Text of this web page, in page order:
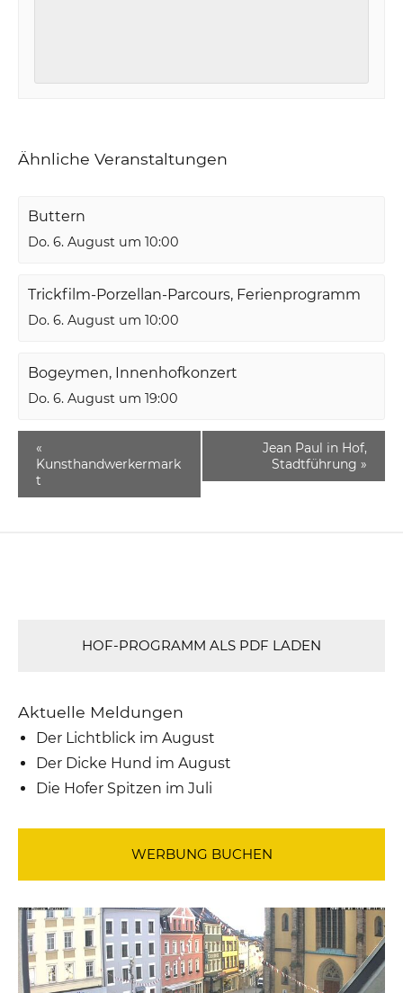
Ähnliche Veranstaltungen
Buttern
Do. 6. August um 10:00
Trickfilm-Porzellan-Parcours, Ferienprogramm
Do. 6. August um 10:00
Bogeymen, Innenhofkonzert
Do. 6. August um 19:00
«
Kunsthandwerkermark
t
Jean Paul in Hof,
Stadtführung »
HOF-PROGRAMM ALS PDF LADEN
Aktuelle Meldungen
Der Lichtblick im August
Der Dicke Hund im August
Die Hofer Spitzen im Juli
WERBUNG BUCHEN